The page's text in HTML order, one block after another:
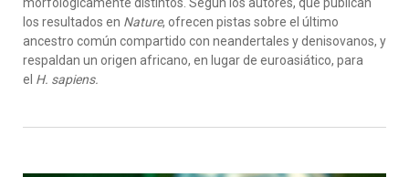
los resultados en Nature, ofrecen pistas sobre el último
ancestro común compartido con neandertales y denisovanos, y
respaldan un origen africano, en lugar de euroasiático, para
el H. sapiens.